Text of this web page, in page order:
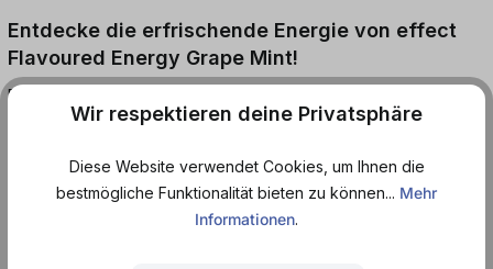
Entdecke die erfrischende Energie von effect
Flavoured Energy Grape Mint!
Diese einzigartige Kombination aus Traube und Minze verleiht dir
einen belebenden Energieschub, wann immer du ihn brauchst.
spüre, wie deine Sinne belebt werden. Jede Dose ist mit der
perfekten Mischung aus Geschmack und Energie geladen, um
dich durch den Tag zu bringen.
Wir respektieren deine Privatsphäre
Diese Website verwendet Cookies, um Ihnen die
bestmögliche Funktionalität bieten zu können... Mehr
Informationen.